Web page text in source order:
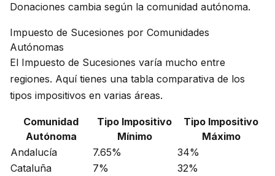
Donaciones cambia según la comunidad autónoma.
Impuesto de Sucesiones por Comunidades
Autónomas
El Impuesto de Sucesiones varía mucho entre
regiones. Aquí tienes una tabla comparativa de los
tipos impositivos en varias áreas.
Comunidad
Autónoma
Tipo Impositivo
Mínimo
Tipo Impositivo
Máximo
Andalucía
7.65%
34%
Cataluña
7%
32%